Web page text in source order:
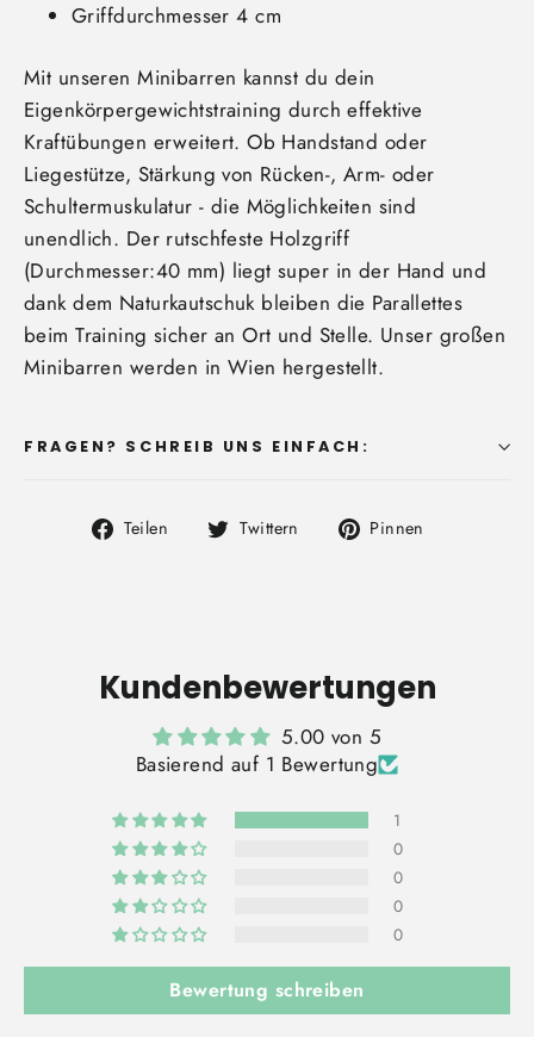
Griffdurchmesser 4 cm
Mit unseren Minibarren kannst du dein
Eigenkörpergewichtstraining durch effektive
Kraftübungen erweitert. Ob Handstand oder
Liegestütze, Stärkung von Rücken-, Arm- oder
Schultermuskulatur - die Möglichkeiten sind
unendlich. Der rutschfeste Holzgriff
(Durchmesser:40 mm) liegt super in der Hand und
dank dem Naturkautschuk bleiben die Parallettes
beim Training sicher an Ort und Stelle. Unser großen
Minibarren werden in Wien hergestellt.
FRAGEN? SCHREIB UNS EINFACH:
Teilen
Auf
Twittern
Auf
Pinnen
Kundenbewertungen
5.00 von 5
Basierend auf 1 Bewertung
1
0
0
0
0
Bewertung schreiben